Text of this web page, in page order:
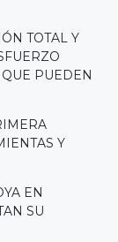
TOTAL Y
PUEDEN
Y
EN
SU